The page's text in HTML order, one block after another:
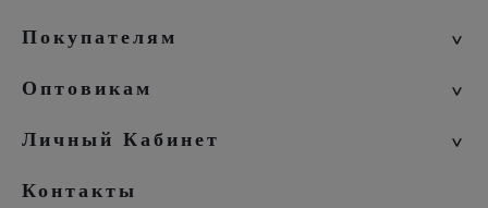
Новинки
Женская коллекция
Дорожная коллекция
Покупателям
Скидки
Бонусы
Условия соглашения
Оптовикам
Оптовые покупки
Сотрудничество
Личный Кабинет
Личный Кабинет
История заказов
Контакты